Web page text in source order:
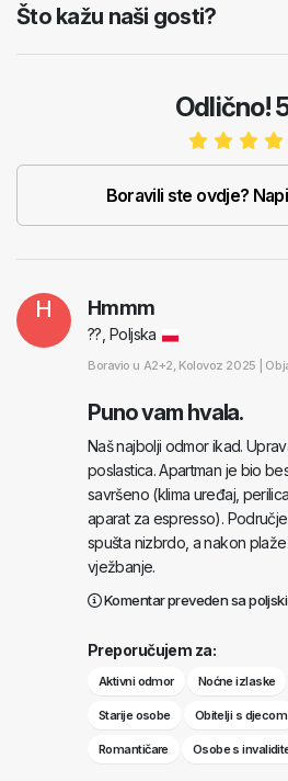
Što kažu naši gosti?
Odlično!
Boravili ste ovdje?
H Hmmm
??, Poljska
Boravio u A2+2, Kolovoz 2025 |
Puno vam hvala.
Naš najbolji odmor ikad.
poslastica. Apartman je bio
savršeno (klima uređaj,
aparat za espresso).
spušta nizbrdo, a nakon plaže
vježbanje.
Komentar preveden sa
Preporučujem za:
Aktivni odmor Noćne izlaske
Starije osobe Obitelji s djecom
Romantičare Osobe s